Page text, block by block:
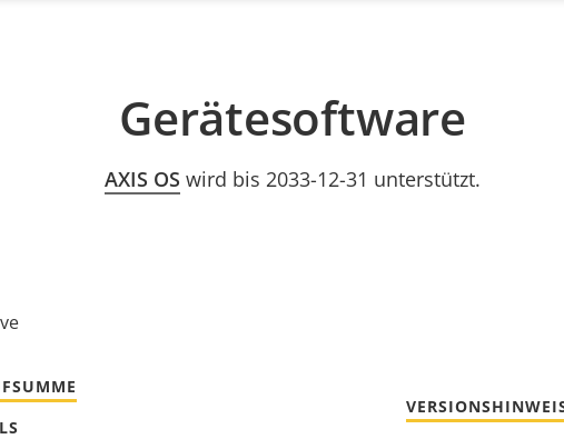
Gerätesoftware
AXIS OS wird bis 2033-12-31 unterstützt.